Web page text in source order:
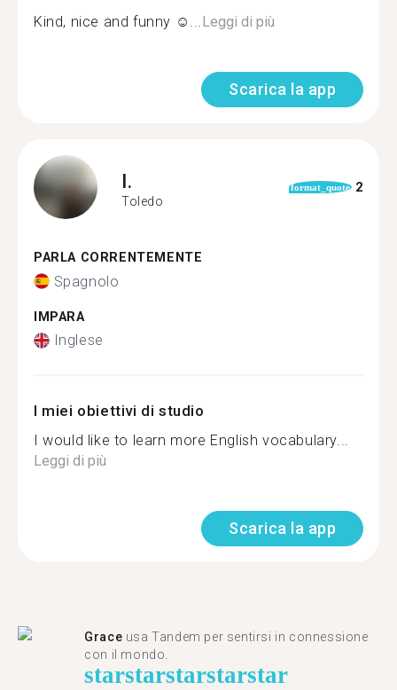
Kind, nice and funny ☺...Leggi di più
Scarica la app
I.
Toledo
format_quote 2
PARLA CORRENTEMENTE
Spagnolo
IMPARA
Inglese
I miei obiettivi di studio
I would like to learn more English vocabulary...
Leggi di più
Scarica la app
Grace usa Tandem per sentirsi in connessione
con il mondo.
starstarstarstarstar